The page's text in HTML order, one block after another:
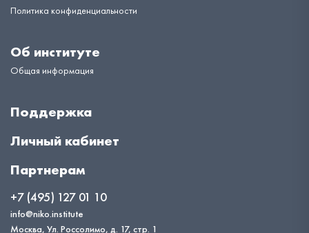
Политика конфиденциальности
Об институте
Общая информация
Поддержка
Личный кабинет
Партнерам
+7 (495) 127 01 10
info@niko.institute
Москва, Ул. Россолимо, д. 17, стр. 1